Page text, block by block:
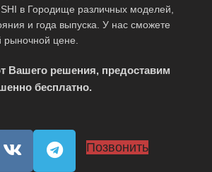
в Городище различных моделей,
и года выпуска. У нас сможете
цене.
Вашего решения, предоставим
бесплатно.
Позвонить